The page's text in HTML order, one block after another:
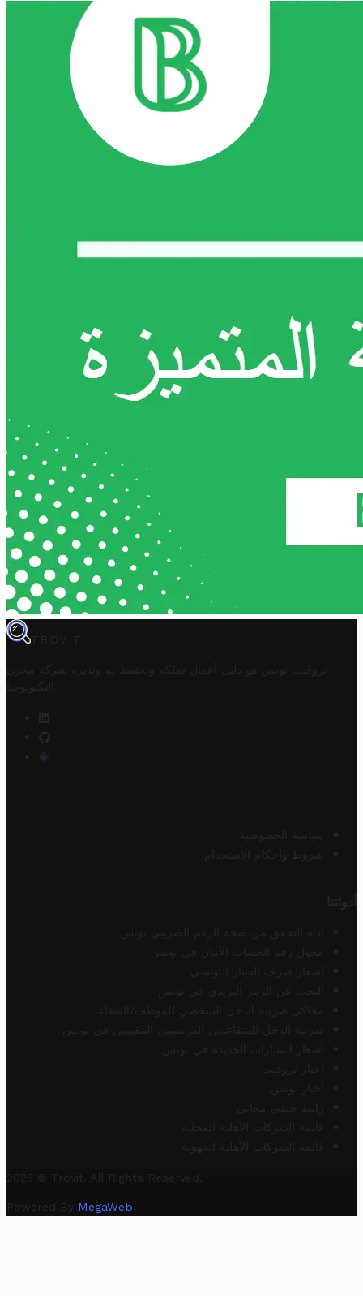
TROVIT
تروفيت تونس هو دليل أعمال تملكه وتحتفظ به وتديره
شركة مخزن
التكنولوجيا
سياسة الخصوصية
شروط وأحكام الاستخدام
أدواتنا
أداة التحقق من صحة الرقم الضريبي تونس
محول رقم الحساب الآيبان في تونس
أسعار صرف الدينار التونسي
البحث عن الرمز البريدي في تونس
محاكي ضريبة الدخل الشخصي للموظف/المتقاعد
ضريبة الدخل للمتقاعدين الفرنسيين المقيمين في تونس
أسعار السيارات الجديدة في تونس
أخبار تروفيت
أخبار تونس
رابط خلفي مجاني
قائمة الشركات الأهلية المحلية
قائمة الشركات الأهلية الجهوية
2025 © Trovit. All Rights Reserved.
Powered By MegaWeb